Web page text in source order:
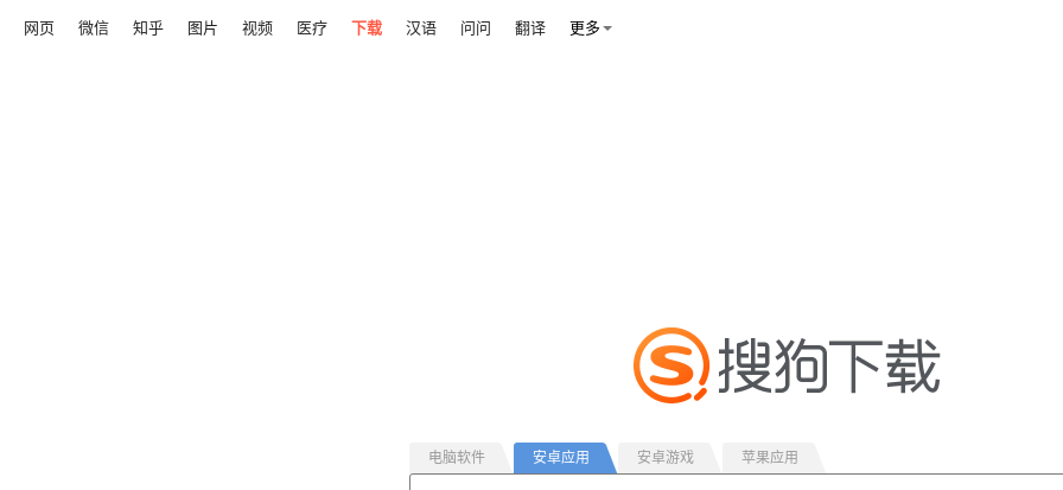
网页 微信 知乎 图片 视频 医疗 下载 汉语 问问 翻译 更多
电脑软件 安卓应用 安卓游戏 苹果应用